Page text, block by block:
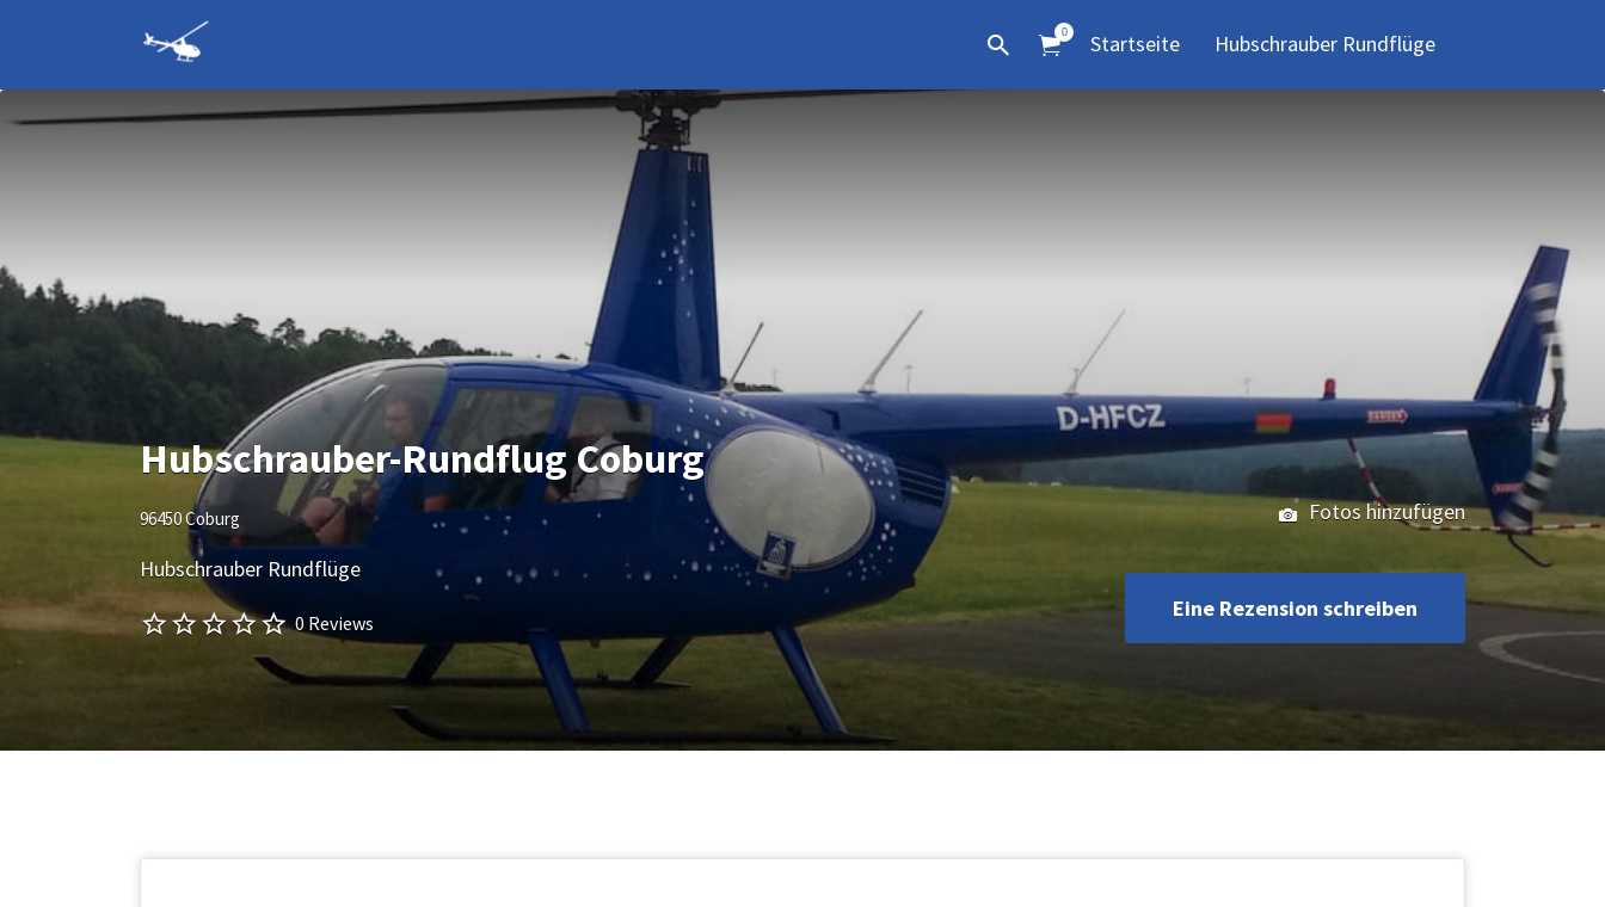
0 Startseite Hubschrauber Rundflüge
Suchen
nach:
Hubschrauber-Rundflug Coburg
96450 Coburg
Hubschrauber Rundflüge
0 Reviews
Fotos hinzufügen
Eine Rezension schreiben